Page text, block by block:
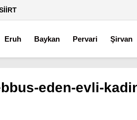
Eruh Baykan Pervari Şirvan
eden-evli-